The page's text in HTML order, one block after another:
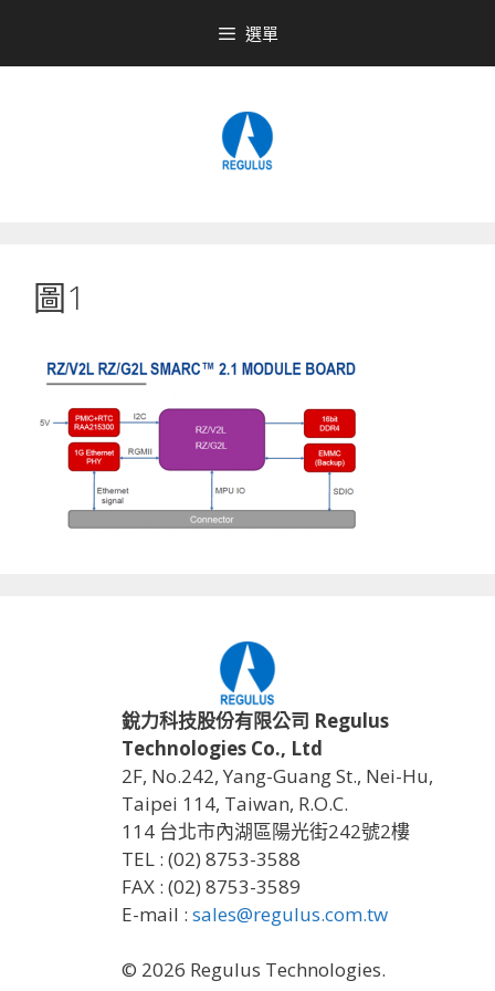
內
選單
圖1
銳力科技股份有限公司 Regulus
Technologies Co., Ltd
2F, No.242, Yang-Guang St., Nei-Hu,
Taipei 114, Taiwan, R.O.C.
114 台北市內湖區陽光街242號2樓
TEL : (02) 8753-3588
FAX : (02) 8753-3589
E-mail : sales@regulus.com.tw
© 2026 Regulus Technologies.